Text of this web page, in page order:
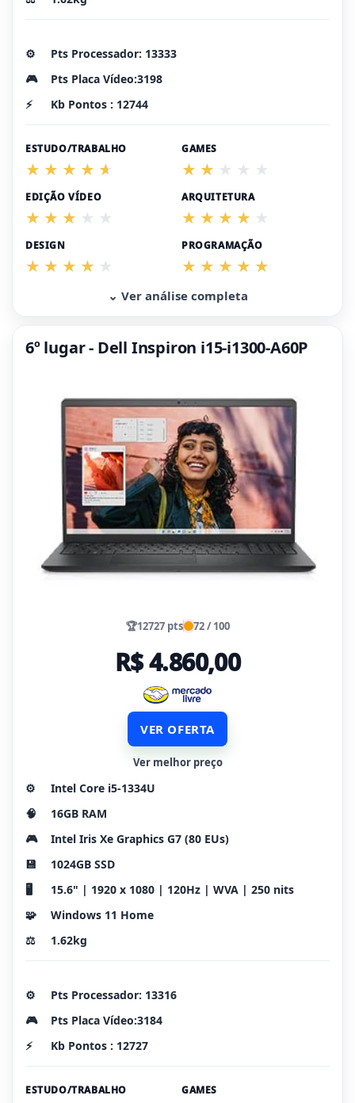
⚙️
Pts Processador: 13333
🎮
Pts Placa Vídeo:3198
⚡
Kb Pontos : 12744
ESTUDO/TRABALHO GAMES
EDIÇÃO VÍDEO ARQUITETURA
DESIGN PROGRAMAÇÃO
⌄ Ver análise completa
6º lugar - Dell Inspiron i15-i1300-A60P
🏆12727 pts 72 / 100
R$ 4.860,00
VER OFERTA
Ver melhor preço
⚙️
Intel Core i5-1334U
🧠
16GB RAM
🎮
Intel Iris Xe Graphics G7 (80 EUs)
💾
1024GB SSD
🖥️
15.6" | 1920 x 1080 | 120Hz | WVA | 250 nits
🧩
Windows 11 Home
⚖️
1.62kg
⚙️
Pts Processador: 13316
🎮
Pts Placa Vídeo:3184
⚡
Kb Pontos : 12727
ESTUDO/TRABALHO GAMES